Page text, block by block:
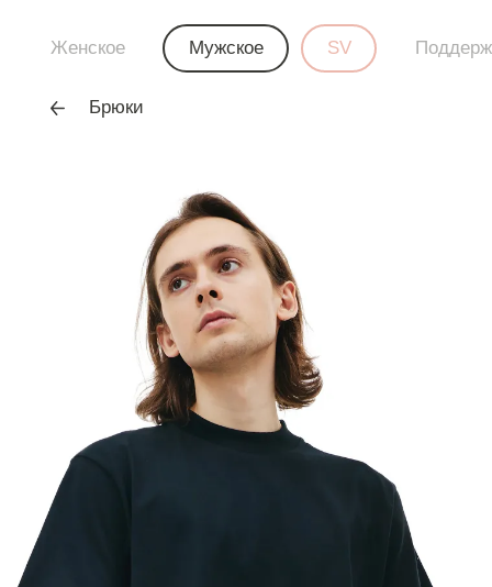
Женское Мужское SV
Брюки